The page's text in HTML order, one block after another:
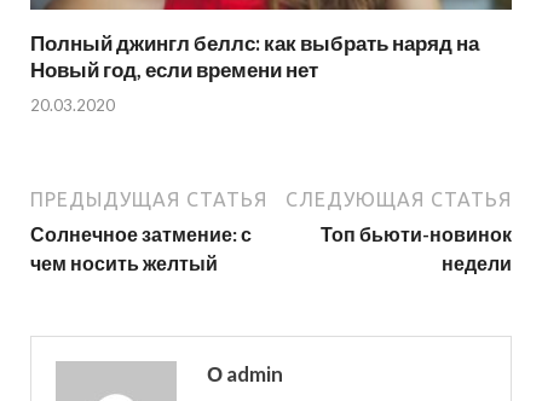
Полный джингл беллс: как выбрать наряд на
Новый год, если времени нет
20.03.2020
ПРЕДЫДУЩАЯ СТАТЬЯ
Солнечное затмение: с
чем носить желтый
СЛЕДУЮЩАЯ СТАТЬЯ
Топ бьюти-новинок
недели
О admin